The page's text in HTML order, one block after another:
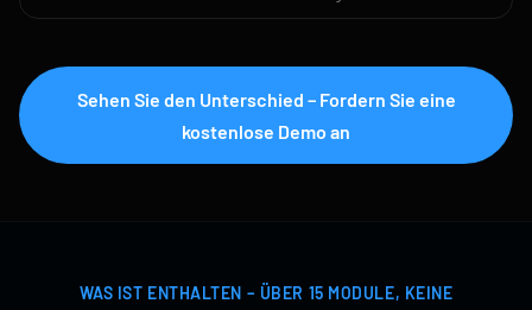
Sehen Sie den Unterschied – Fordern Sie eine
kostenlose Demo an
WAS IST ENTHALTEN – ÜBER 15 MODULE, KEINE